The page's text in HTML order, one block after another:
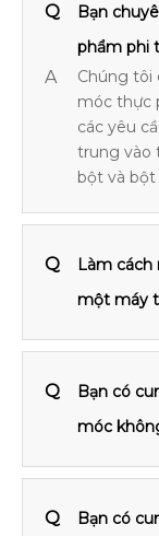
Q
Bạn
phẩm phi
A
Chúng tôi
móc thực
các yêu
trung vào
bột và
Q
Làm
một máy
Q
Bạn có
móc
Q
Bạn có